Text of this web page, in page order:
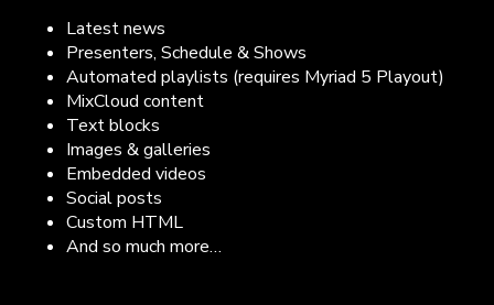
Latest news
Presenters, Schedule & Shows
Automated playlists (requires Myriad 5 Playout)
MixCloud content
Text blocks
Images & galleries
Embedded videos
Social posts
Custom HTML
And so much more…